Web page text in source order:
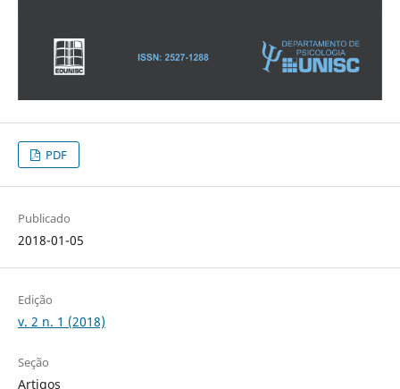
PDF
Publicado
2018-01-05
Edição
v. 2 n. 1 (2018)
Seção
Artigos